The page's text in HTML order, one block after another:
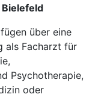
über eine
als Facharzt für
Psychotherapie,
oder